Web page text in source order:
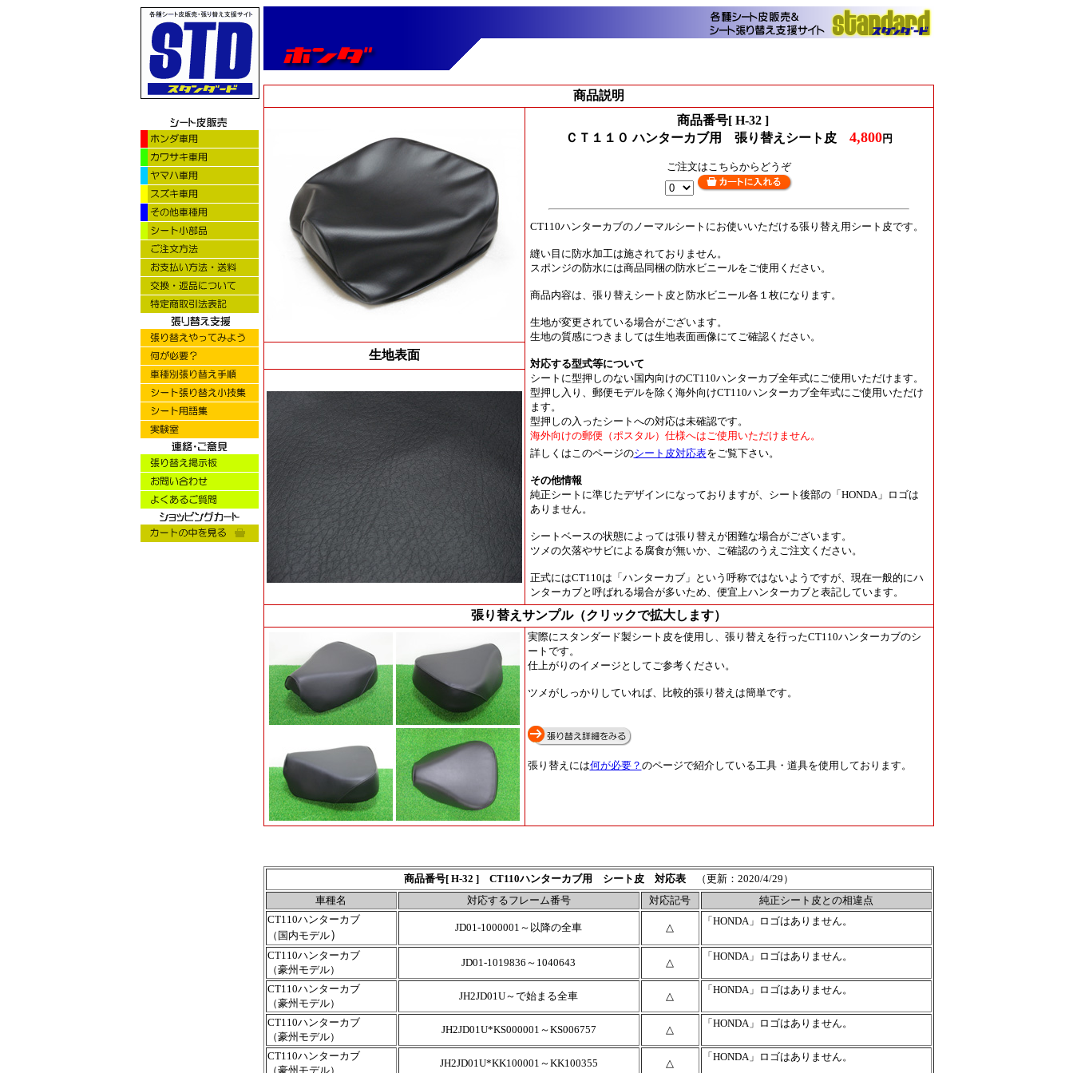
商品説明
商品番号[ H-32 ]
ＣＴ１１０ ハンターカブ用 張り替えシート皮 4,800円
ご注文はこちらからどうぞ
CT110ハンターカブのノーマルシートにお使いいただける張り替え用シート皮です。
縫い目に防水加工は施されておりません。
スポンジの防水には商品同梱の防水ビニールをご使用ください。
商品内容は、張り替えシート皮と防水ビニール各１枚になります。
生地が変更されている場合がございます。
生地の質感につきましては生地表面画像にてご確認ください。
対応する型式等について
シートに型押しのない国内向けのCT110ハンターカブ全年式にご使用いただけます。
型押し入り、郵便モデルを除く海外向けCT110ハンターカブ全年式にご使用いただけ
ます。
型押しの入ったシートへの対応は未確認です。
海外向けの郵便（ポスタル）仕様へはご使用いただけません。
詳しくはこのページのシート皮対応表をご覧下さい。
その他情報
純正シートに準じたデザインになっておりますが、シート後部の「HONDA」ロゴは
ありません。
シートベースの状態によっては張り替えが困難な場合がございます。
ツメの欠落やサビによる腐食が無いか、ご確認のうえご注文ください。
正式にはCT110は「ハンターカブ」という呼称ではないようですが、現在一般的にハ
ンターカブと呼ばれる場合が多いため、便宜上ハンターカブと表記しています。
生地表面
張り替えサンプル（クリックで拡大します）
実際にスタンダード製シート皮を使用し、張り替えを行ったCT110ハンターカブのシ
ートです。
仕上がりのイメージとしてご参考ください。
ツメがしっかりしていれば、比較的張り替えは簡単です。
張り替えには何が必要？ のページで紹介している工具・道具を使用しております。
商品番号[ H-32 ] CT110ハンターカブ用 シート皮 対応表
（更新：2020/4/29）
車種名
対応するフレーム番号 対応記号
純正シート皮との相違点
CT110ハンターカブ
（国内モデル）
JD01-1000001～以降の全車 △
「HONDA」ロゴはありません。
CT110ハンターカブ
（豪州モデル）
JD01-1019836～1040643 △
「HONDA」ロゴはありません。
CT110ハンターカブ
（豪州モデル）
JH2JD01U～で始まる全車 △
「HONDA」ロゴはありません。
CT110ハンターカブ
（豪州モデル）
JH2JD01U*KS000001～KS006757 △
「HONDA」ロゴはありません。
CT110ハンターカブ
（豪州モデル）
JH2JD01U*KK100001～KK100355 △
「HONDA」ロゴはありません。